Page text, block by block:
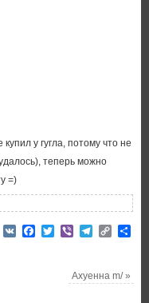
у гугла, потому что не
теперь можно
=)
VK Facebook
TwitterViberTelegram
Copy
Ахуенна m/»